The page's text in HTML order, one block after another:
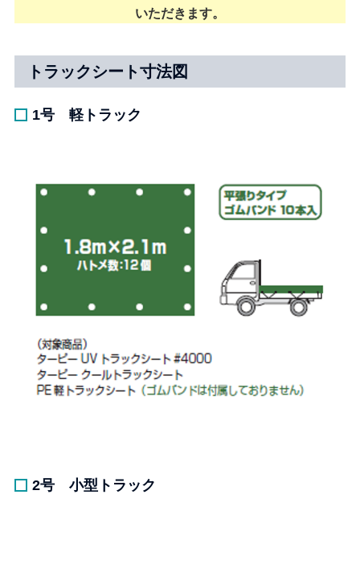
いただきます。
トラックシート寸法図
1号 軽トラック
2号 小型トラック